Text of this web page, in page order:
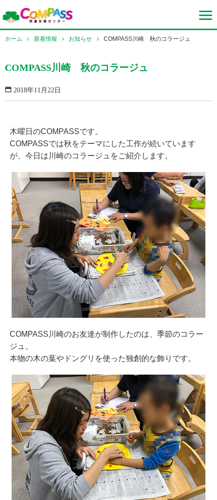
ホーム 新着情報 お知らせ COMPASS川崎 秋のコラージュ
COMPASS川崎 秋のコラージュ
2018年11月22日
木曜日のCOMPASSです。
COMPASSでは秋をテーマにした工作が続いています
が、今日は川崎のコラージュをご紹介します。
COMPASS川崎のお友達が制作したのは、季節のコラー
ジュ。
本物の木の葉やドングリを使った独創的な飾りです。